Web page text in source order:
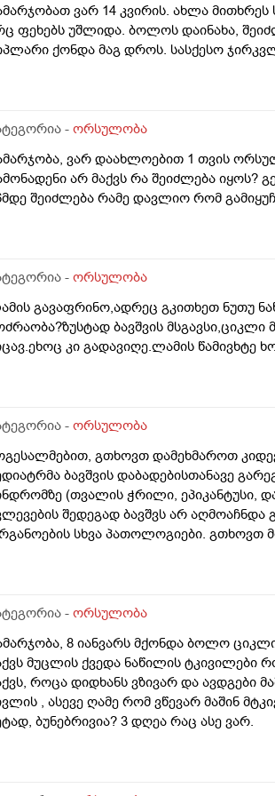
ვარ 14 კვირის. ახლა
ფეხებს უშლიდა. ბოლოს დაინახა,
ქონდა მაგ დროს. სასქესო
- ორსულობა
ვარ დაახლოებით 1 თვის
არ მაქვს რა შეიძლება იყოს?
შეიძლება რამე დავლიო რომ
- ორსულობა
გავაფრინო,ადრეც გკითხეთ ნუთუ
ბავშვის
კი გადავიღე.ლამის წამივხტე
- ორსულობა
გთხოვთ დამეხმაროთ
ბავშვის დაბადებისთანავე
(თვალის ჭრილი, ეპიკანტუსი,
შედეგად ბავშვს არ აღმოაჩნდა
სხვა პათოლოგიები. გთხოვთ
- ორსულობა
8 იანვარს მქონდა ბოლო
მუცლის ქვედა ნაწილის
როცა დიდხანს ვზივარ და ავდგები
, ასევე ღამე რომ ვწევარ მაშინ
ბუნებრივია? 3 დღეა რაც ასე ვარ.